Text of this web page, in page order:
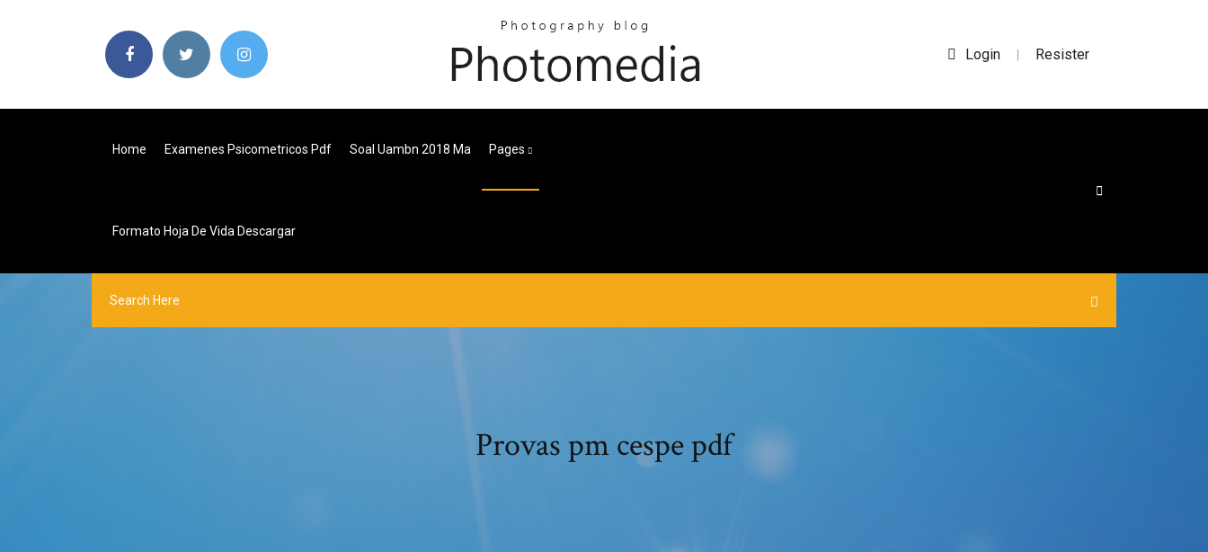
Login | Resister
Home Examenes Psicometricos Pdf Soal Uambn 2018 Ma Pages
Formato Hoja De Vida Descargar
Provas pm cespe pdf